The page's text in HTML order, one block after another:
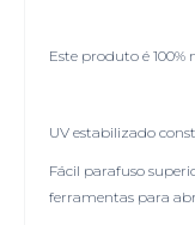
Este produto é
UV estabilizado
Fácil parafuso
ferramentas para